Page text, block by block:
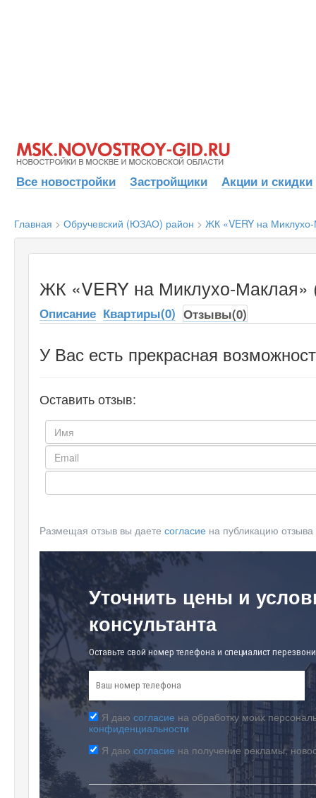
Все новостройки Застройщики Акции и скидки
Главная > Обручевский (ЮЗАО) район > ЖК «VERY на
ЖК «VERY на Миклухо-
Описание Квартиры(0) Отзывы(0)
У Вас есть прекрасная
Оставить отзыв:
Размещая отзыв вы даете согласие на публикацию отзыва
Уточнить цены и
консультанта
Оставьте свой номер телефона и специалист
Я даю согласие на обработку моих
конфиденциальности
Я даю согласие на получение рекламы,